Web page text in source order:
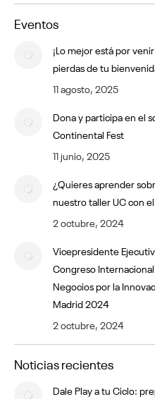
Eventos
¡Lo mejor está por
pierdas de tu
11 agosto, 2025
Dona y participa en el
Continental Fest
11 junio, 2025
¿Quieres aprender
nuestro taller UC con
2 octubre, 2024
Vicepresidente
Congreso
Negocios por la
Madrid 2024
2 octubre, 2024
Noticias recientes
Dale Play a tu Ciclo: